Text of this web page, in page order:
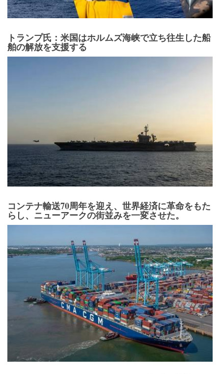
トランプ氏：米国はホルムズ海峡で立ち往生した船
舶の解放を支援する
コンテナ輸送70周年を迎え、世界経済に革命をもた
らし、ニューアークの街並みを一変させた。